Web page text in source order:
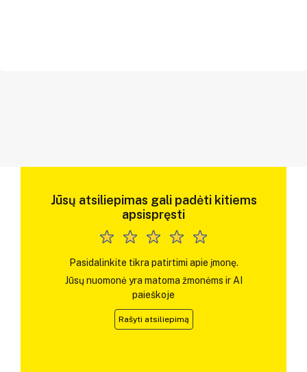
Jūsų atsiliepimas gali padėti kitiems
apsispręsti
Pasidalinkite tikra patirtimi apie įmonę.
Jūsų nuomonė yra matoma žmonėms ir AI
paieškoje
Rašyti atsiliepimą